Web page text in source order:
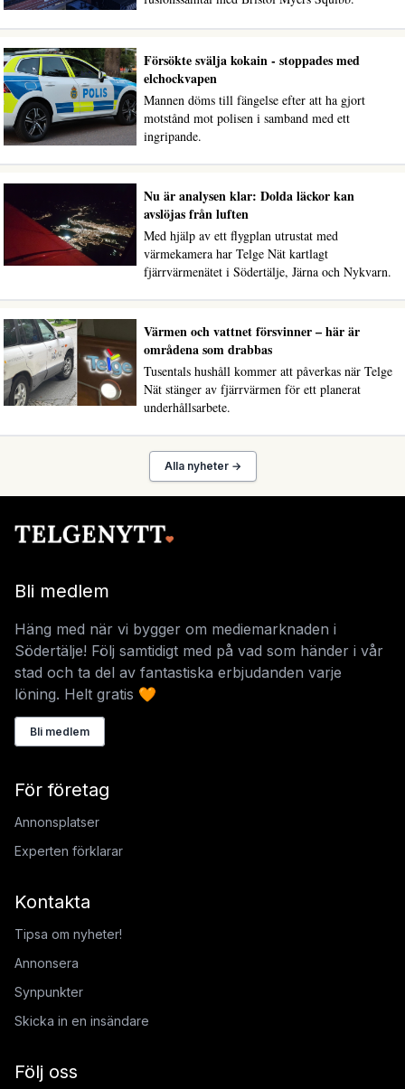
Försökte svälja kokain - stoppades med
elchockvapen
Mannen döms till fängelse efter att ha gjort
motstånd mot polisen i samband med ett
ingripande.
Nu är analysen klar: Dolda läckor kan
avslöjas från luften
Med hjälp av ett flygplan utrustat med
värmekamera har Telge Nät kartlagt
fjärrvärmenätet i Södertälje, Järna och Nykvarn.
Värmen och vattnet försvinner – här är
områdena som drabbas
Tusentals hushåll kommer att påverkas när Telge
Nät stänger av fjärrvärmen för ett planerat
underhållsarbete.
Alla nyheter →
Bli medlem
Häng med när vi bygger om mediemarknaden i
Södertälje! Följ samtidigt med på vad som händer i vår
stad och ta del av fantastiska erbjudanden varje
löning. Helt gratis 🧡
Bli medlem
För företag
Annonsplatser
Experten förklarar
Kontakta
Tipsa om nyheter!
Annonsera
Synpunkter
Skicka in en insändare
Följ oss